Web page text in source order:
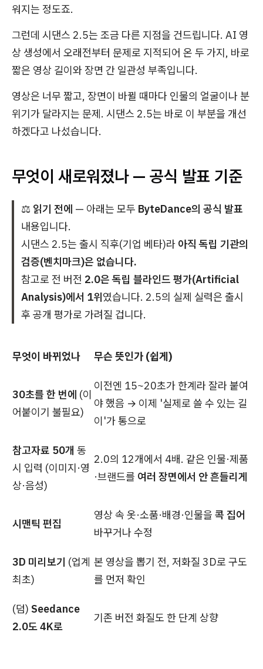
워지는 정도죠.
그런데 시댄스 2.5는 조금 다른 지점을 건드립니다. AI 영
상 생성에서 오래전부터 문제로 지적되어 온 두 가지, 바로
짧은 영상 길이와 장면 간 일관성 부족입니다.
영상은 너무 짧고, 장면이 바뀔 때마다 인물의 얼굴이나 분
위기가 달라지는 문제. 시댄스 2.5는 바로 이 부분을 개선
하겠다고 나섰습니다.
무엇이 새로워졌나 — 공식 발표 기준
⚖️ 읽기 전에 — 아래는 모두 ByteDance의 공식 발표
내용입니다.
시댄스 2.5는 출시 직후(기업 베타)라 아직 독립 기관의
검증(벤치마크)은 없습니다.
참고로 전 버전 2.0은 독립 블라인드 평가(Artificial
Analysis)에서 1위였습니다. 2.5의 실제 실력은 출시
후 공개 평가로 가려질 겁니다.
무엇이 바뀌었나 무슨 뜻인가 (쉽게)
30초를 한 번에 (이
어붙이기 불필요)
이전엔 15~20초가 한계라 잘라 붙여
야 했음 → 이제 '실제로 쓸 수 있는 길
이'가 통으로
참고자료 50개 동
시 입력 (이미지·영
상·음성)
2.0의 12개에서 4배. 같은 인물·제품
·브랜드를 여러 장면에서 안 흔들리게
시맨틱 편집
영상 속 옷·소품·배경·인물을 콕 집어
바꾸거나 수정
3D 미리보기 (업계
최초)
본 영상을 뽑기 전, 저화질 3D로 구도
를 먼저 확인
(덤) Seedance
2.0도 4K로
기존 버전 화질도 한 단계 상향